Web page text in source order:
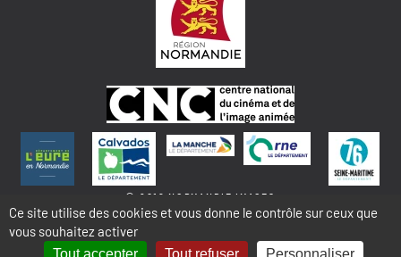
© 2018 NORMANDIE IMAGES
MENTIONS LÉGALES - COOKIES & STATISTIQUES PLAN DU SITE
Ce site utilise des cookies et vous donne le contrôle sur ceux que
vous souhaitez activer
Tout accepter Tout refuser Personnaliser